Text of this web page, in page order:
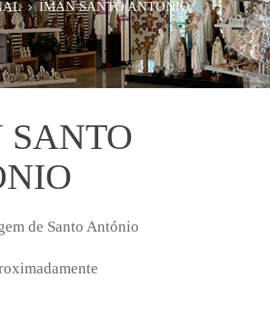
ÍMAN SANTO ANTÓNIO
de Santo António